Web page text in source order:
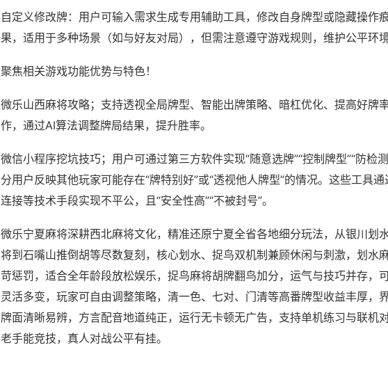
自定义修改牌：用户可输入需求生成专用辅助工具，修改自身牌型或隐藏操作
果，适用于多种场景（如与好友对局），但需注意遵守游戏规则，维护公平环境
聚焦相关游戏功能优势与特色！
微乐山西麻将攻略；支持透视全局牌型、智能出牌策略、暗杠优化、提高好牌
作，通过AI算法调整牌局结果，提升胜率。
微信小程序挖坑技巧；用户可通过第三方软件实现“随意选牌”“控制牌型”“防检
分用户反映其他玩家可能存在“牌特别好”或“透视他人牌型”的情况。这些工具
连接等技术手段实现不平公，且“安全性高”“不被封号”。
微乐宁夏麻将深耕西北麻将文化，精准还原宁夏全省各地细分玩法，从银川划
将到石嘴山推倒胡等尽数复刻，核心划水、捉鸟双机制兼顾休闲与刺激，划水
苛惩罚，适合全年龄段放松娱乐，捉鸟麻将胡牌翻鸟加分，运气与技巧并存，
灵活多变，玩家可自由调整策略，清一色、七对、门清等高番牌型收益丰厚，
牌面清晰易辨，方言配音地道纯正，运行无卡顿无广告，支持单机练习与联机
老手能竞技，真人对战公平有挂。